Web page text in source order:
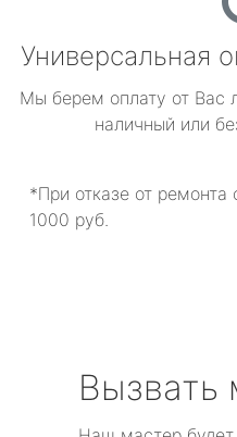
Универсальная
Мы берем оплату от Вас
наличный или
*При отказе от ремонта
1000 руб.
Вызвать